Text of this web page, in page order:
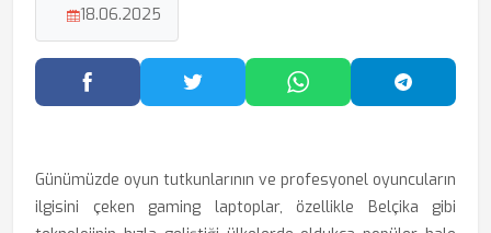
18.06.2025
Facebook'ta PaylaşTwitter'da PaylaşWhatsApp'ta Paylaş
Günümüzde oyun tutkunlarının ve profesyonel oyuncuların
ilgisini çeken gaming laptoplar, özellikle Belçika gibi